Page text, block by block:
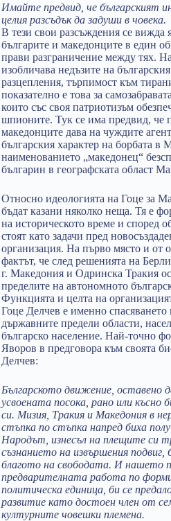
Имайте предвид, че българският
целия разсъдък да задуши в човека.
В тези свои разсъждения се вижда
българите и македонците в един
прави разграничение между тях.
изобличава недъзите на
разцепления, търпимост към
показателно е това за
които със своя патриотизъм
шпионите. Тук се има предвид, че
македонците дава на чуждите
българския характер на борбата в
наименованието „македонец“
българин в географската област
Относно идеологията на Гоце за
бъдат казани няколко неща. Тя е
на историческото време и според
стоят като задачи пред
организация. На първо място и от
фактът, че след решенията на
г. Македония и Одринска Тракия
пределите на автономното
Функцията и целта на
Гоце Делчев е именно спасяването
държавните предели области,
българско население. Най-точно
Яворов в предговора към своята
Делчев:
Българското движение, оставено
усвоената посока, рано или късно
си. Мизия, Тракия и Македония в
стъпка по стъпка напред биха
Народът, изнесъл на плещите си
съзнанието на извършения подвиг,
благото на свободата. И нашето
предварителната работа по
политическа единица, би се
развитие като достоен член от
културните човешки племена.